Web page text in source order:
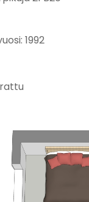
1992